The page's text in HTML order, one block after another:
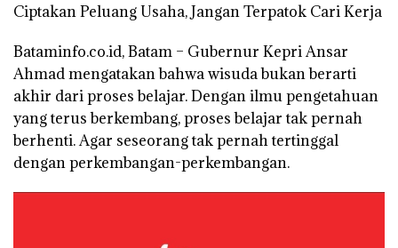
Ciptakan Peluang Usaha, Jangan Terpatok Cari Kerja
Bataminfo.co.id, Batam – Gubernur Kepri Ansar
Ahmad mengatakan bahwa wisuda bukan berarti
akhir dari proses belajar. Dengan ilmu pengetahuan
yang terus berkembang, proses belajar tak pernah
berhenti. Agar seseorang tak pernah tertinggal
dengan perkembangan-perkembangan.